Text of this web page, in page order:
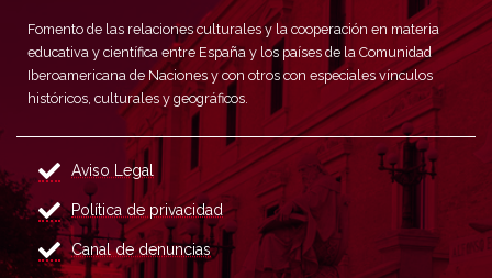
Fomento de las relaciones culturales y la cooperación en materia
educativa y científica entre España y los países de la Comunidad
Iberoamericana de Naciones y con otros con especiales vínculos
históricos, culturales y geográficos.
Aviso Legal
Política de privacidad
Canal de denuncias